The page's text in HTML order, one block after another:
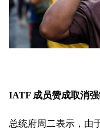
IATF 成员赞成取消
总统府周二表示，由